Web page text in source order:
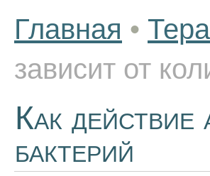
Главная •
зависит от
Как действие
бактерий